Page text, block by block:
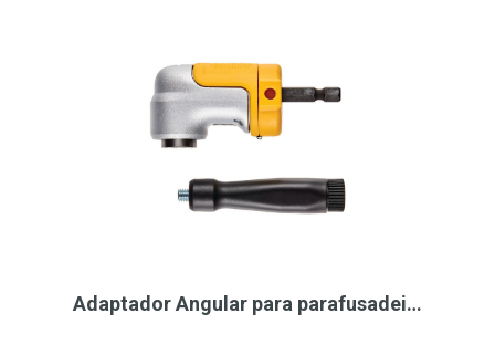
Adaptador Angular para parafusadei…